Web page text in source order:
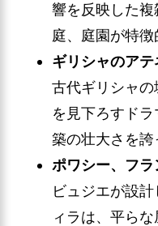
響を反映した
庭、庭園が特徴
ギリシャのア
古代ギリシャ
を見下ろすド
築の壮大さを誇
ポワシー、フラ
ビュジエが設
ィラは、平ら